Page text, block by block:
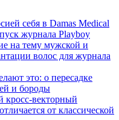
себя в Damas Medical
журнала Playboy
на тему мужской и
волос для журнала
это: о пересадке
и бороды
кросс-векторный
от классической